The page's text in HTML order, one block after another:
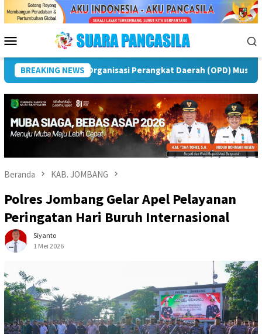
Menu
Mobile
BREAKING NEWS
Puncak Peringatan IPeKB Ke-19, Plt Bupati Rejang Lebong:
Beranda KAB. JOMBANG
Polres Jombang Gelar Apel Pelayanan
Peringatan Hari Buruh Internasional
Siyanto
1 Mei 2026